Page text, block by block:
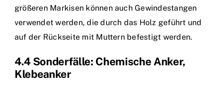
größeren Markisen können auch Gewindestangen
verwendet werden, die durch das Holz geführt und
auf der Rückseite mit Muttern befestigt werden.
4.4 Sonderfälle: Chemische Anker,
Klebeanker